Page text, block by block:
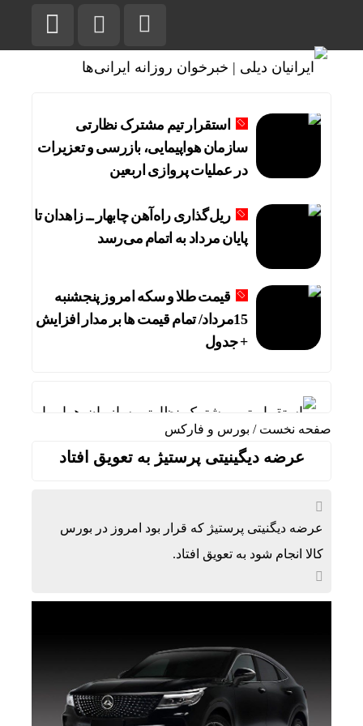
استقرار تیم مشترک نظارتی
سازمان هواپیمایی، بازرسی و تعزیرات
در عملیات پروازی اربعین
ریل‌گذاری راه‌آهن چابهار ــ زاهدان تا
پایان مرداد به اتمام می‌رسد
قیمت طلا و سکه امروز پنجشنبه
15مرداد/ تمام قیمت ها بر مدار افزایش
+ جدول
استقرار تیم مشترک نظارتی سازمان هواپیمایی،
ریل‌گذاری راه‌آهن چابهار ــ زاهدان تا پایان مرداد
ماجرای اعمال ضریب ۲.۷ برای اینترنت بین‌الملل چیست؟
رگبار پراکنده در نیمه شمالی استان تهران تا شنبه
پیامدهای تجاوز به ایران؛ زیان حدود ۲۰۰ میلیون یورویی شرکت هواپیمایی مجارستان
صفحه نخست / بورس و فارکس
عرضه دیگینیتی پرستیژ به تعویق افتاد
عرضه دیگنیتی پرستیژ که قرار بود امروز در بورس
کالا انجام شود به تعویق افتاد.